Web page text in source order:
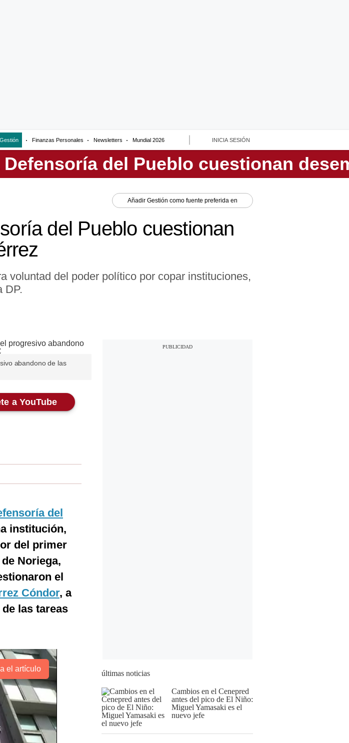
Finanzas Personales Newsletters Mundial 2026 INICIA SESIÓN
Añadir Gestión como fuente preferida en
del Pueblo cuestionan
voluntad del poder político por copar instituciones,
DP.
abandono de las
a YouTube
del
institución,
del primer
Noriega,
el
Cóndor, a
las tareas
el artículo
últimas noticias
Cambios en el Cenepred
antes del pico de El Niño:
Miguel Yamasaki es el
nuevo jefe